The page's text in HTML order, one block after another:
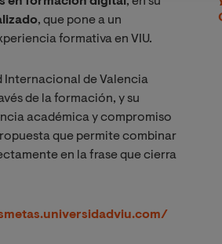
, que pone a un
formativa en VIU.
Internacional de Valencia
de la formación, y su
académica y compromiso
que permite combinar
en la frase que cierra